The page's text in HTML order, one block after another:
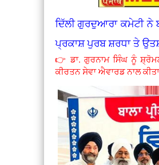
ਦਿੱਲੀ ਗੁਰਦੁਆਰਾ ਕਮੇਟੀ ਨੇ
ਪ੍ਰਕਾਸ਼ ਪੁਰਬ ਸ਼ਰਧਾ ਤੇ
👉 ਡਾ. ਗੁਰਨਾਮ ਸਿੰਘ ਨੂੰ
ਕੀਰਤਨ ਸੇਵਾ ਐਵਾਰਡ ਨਾਲ